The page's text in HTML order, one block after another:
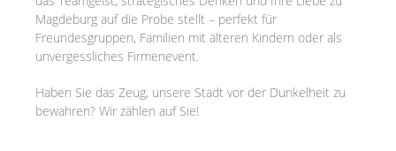
Magdeburg auf die Probe stellt – perfekt für
Freundesgruppen, Familien mit älteren Kindern oder als
unvergessliches Firmenevent.
Haben Sie das Zeug, unsere Stadt vor der Dunkelheit zu
bewahren? Wir zählen auf Sie!